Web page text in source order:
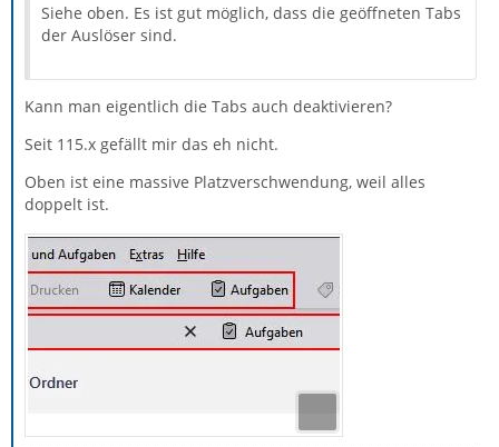
Siehe oben. Es ist gut möglich, dass die geöffneten Tabs
der Auslöser sind.
Kann man eigentlich die Tabs auch deaktivieren?
Seit 115.x gefällt mir das eh nicht.
Oben ist eine massive Platzverschwendung, weil alles
doppelt ist.